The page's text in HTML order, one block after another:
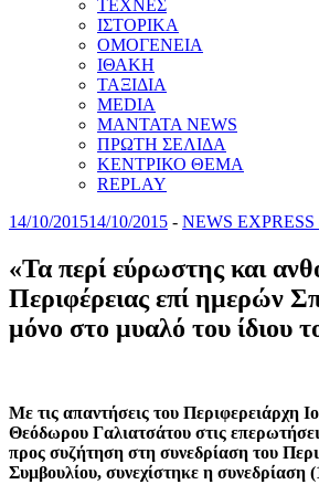
ΤΕΧΝΕΣ
ΙΣΤΟΡΙΚΑ
ΟΜΟΓΕΝΕΙΑ
ΙΘΑΚΗ
ΤΑΞΙΔΙΑ
MEDIA
MANTATA NEWS
ΠΡΩΤΗ ΣΕΛΙΔΑ
ΚΕΝΤΡΙΚΟ ΘΕΜΑ
REPLAY
14/10/201514/10/2015 - NEWS
«Τα περί εύρωστης και
Περιφέρειας επί ημερών
μόνο στο μυαλό του ίδιου
Με τις απαντήσεις του Περιφερειάρχη
Θεόδωρου Γαλιατσάτου στις
προς συζήτηση στη συνεδρίαση του
Συμβουλίου, συνεχίστηκε η συνεδρίαση